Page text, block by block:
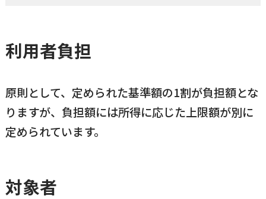
引っ越し／移住・定住
おくやみ
よこハグ
手続きガイド
TEL 0494-25-0111
窓口案内
利用者負担
原則として、定められた基準額の1割が負担額とな
りますが、負担額には所得に応じた上限額が別に
定められています。
対象者